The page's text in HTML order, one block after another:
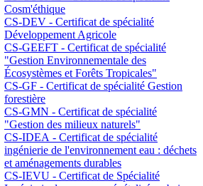
Cosm'éthique
CS-DEV - Certificat de spécialité
Développement Agricole
CS-GEEFT - Certificat de spécialité
"Gestion Environnementale des
Écosystèmes et Forêts Tropicales"
CS-GF - Certificat de spécialité Gestion
forestière
CS-GMN - Certificat de spécialité
"Gestion des milieux naturels"
CS-IDEA - Certificat de spécialité
ingénierie de l'environnement eau : déchets
et aménagements durables
CS-IEVU - Certificat de Spécialité